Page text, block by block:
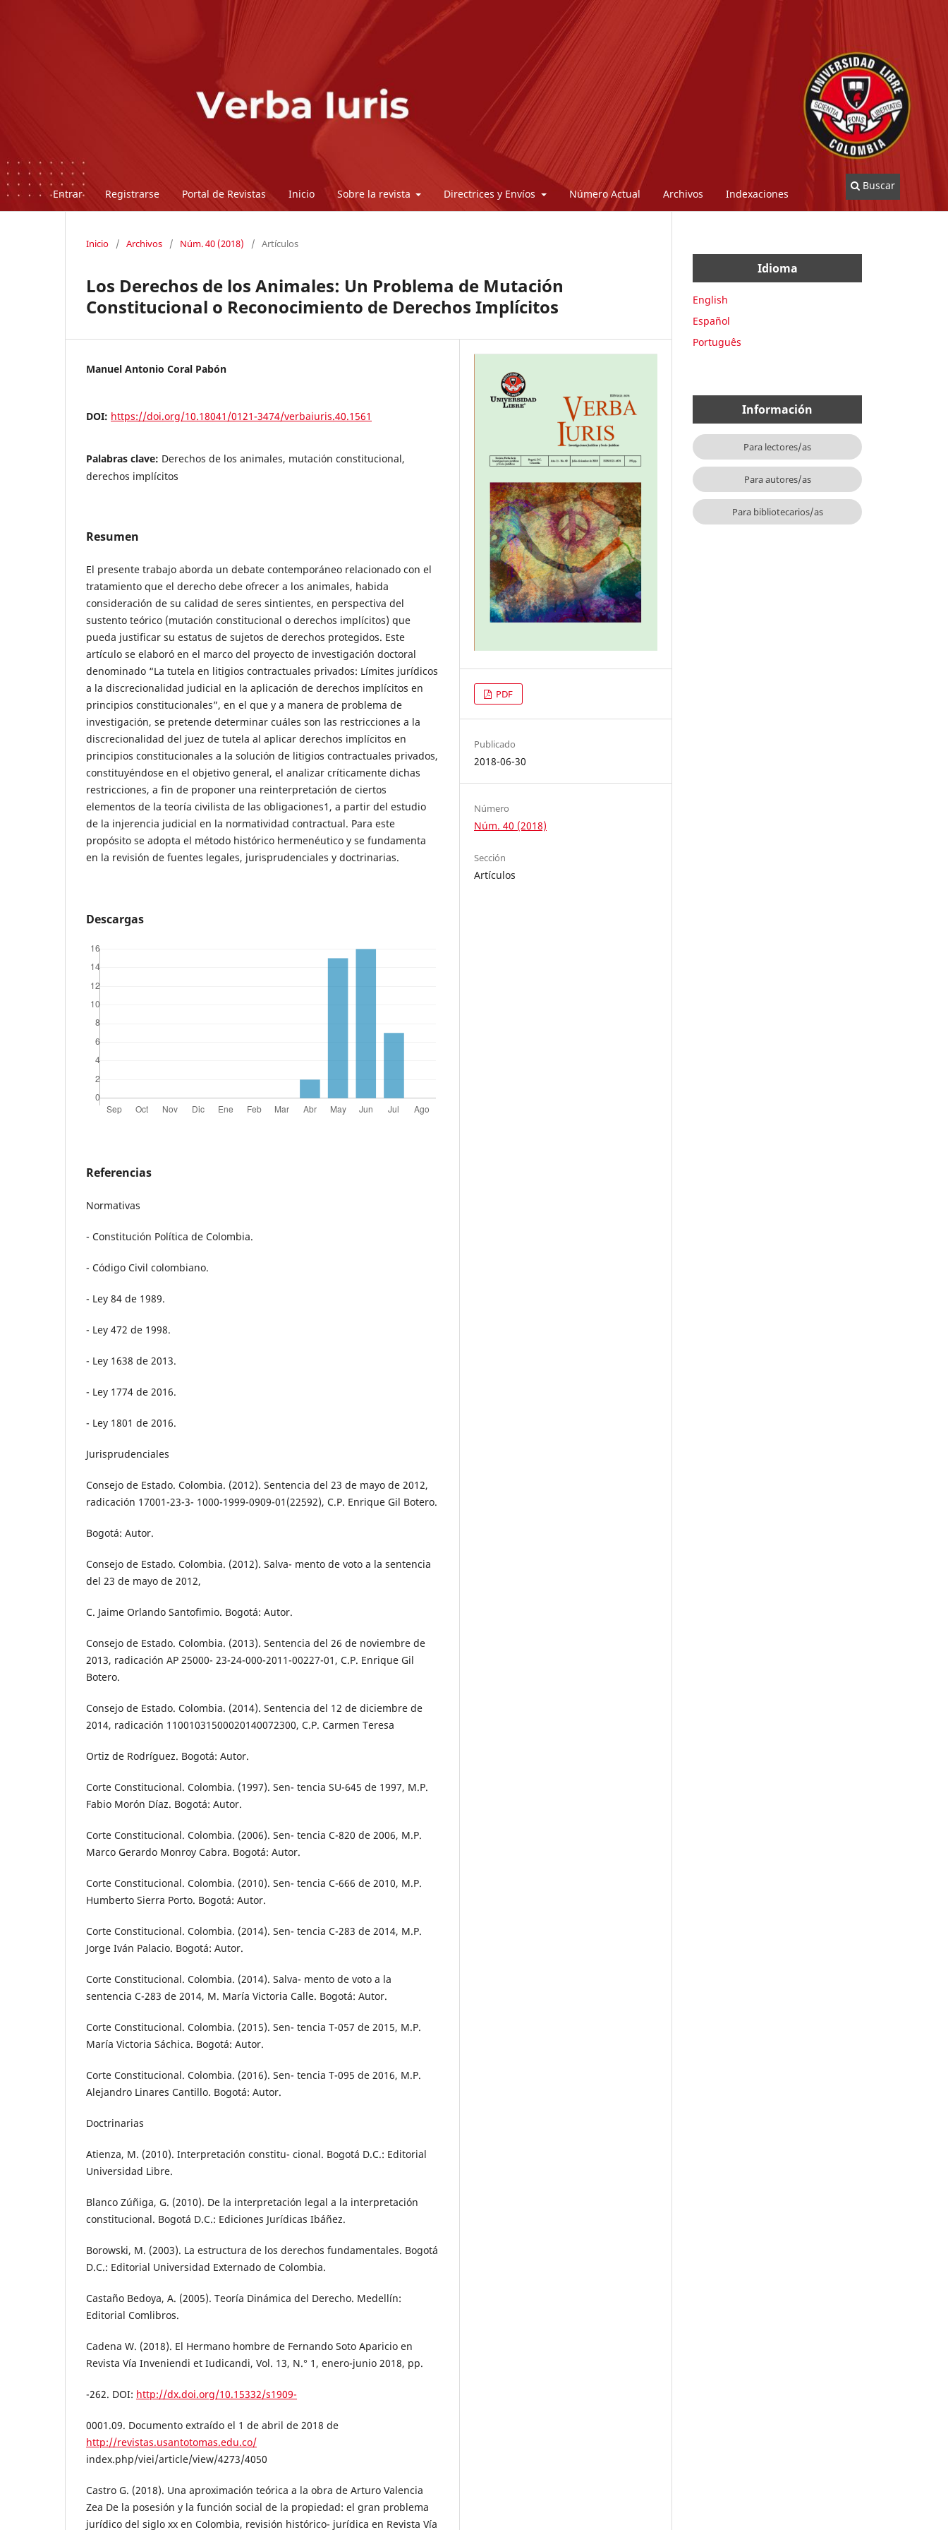
Entrar Registrarse Portal de Revistas Inicio Sobre la revista Directrices y Envíos Número Actual Archivos Indexaciones
Buscar
Inicio / Archivos / Núm. 40 (2018) / Artículos
Los Derechos de los Animales: Un Problema de Mutación
Constitucional o Reconocimiento de Derechos Implícitos
Manuel Antonio Coral Pabón
DOI: https://doi.org/10.18041/0121-3474/verbaiuris.40.1561
Palabras clave: Derechos de los animales, mutación constitucional,
derechos implícitos
Resumen
El presente trabajo aborda un debate contemporáneo relacionado con el
tratamiento que el derecho debe ofrecer a los animales, habida
consideración de su calidad de seres sintientes, en perspectiva del
sustento teórico (mutación constitucional o derechos implícitos) que
pueda justificar su estatus de sujetos de derechos protegidos. Este
artículo se elaboró en el marco del proyecto de investigación doctoral
denominado “La tutela en litigios contractuales privados: Límites jurídicos
a la discrecionalidad judicial en la aplicación de derechos implícitos en
principios constitucionales”, en el que y a manera de problema de
investigación, se pretende determinar cuáles son las restricciones a la
discrecionalidad del juez de tutela al aplicar derechos implícitos en
principios constitucionales a la solución de litigios contractuales privados,
constituyéndose en el objetivo general, el analizar críticamente dichas
restricciones, a fin de proponer una reinterpretación de ciertos
elementos de la teoría civilista de las obligaciones1, a partir del estudio
de la injerencia judicial en la normatividad contractual. Para este
propósito se adopta el método histórico hermenéutico y se fundamenta
en la revisión de fuentes legales, jurisprudenciales y doctrinarias.
Descargas
Referencias
Normativas
- Constitución Política de Colombia.
- Código Civil colombiano.
- Ley 84 de 1989.
- Ley 472 de 1998.
- Ley 1638 de 2013.
- Ley 1774 de 2016.
- Ley 1801 de 2016.
Jurisprudenciales
Consejo de Estado. Colombia. (2012). Sentencia del 23 de mayo de 2012,
radicación 17001-23-3- 1000-1999-0909-01(22592), C.P. Enrique Gil Botero.
Bogotá: Autor.
Consejo de Estado. Colombia. (2012). Salva- mento de voto a la sentencia
del 23 de mayo de 2012,
C. Jaime Orlando Santofimio. Bogotá: Autor.
Consejo de Estado. Colombia. (2013). Sentencia del 26 de noviembre de
2013, radicación AP 25000- 23-24-000-2011-00227-01, C.P. Enrique Gil
Botero.
Consejo de Estado. Colombia. (2014). Sentencia del 12 de diciembre de
2014, radicación 11001031500020140072300, C.P. Carmen Teresa
Ortiz de Rodríguez. Bogotá: Autor.
Corte Constitucional. Colombia. (1997). Sen- tencia SU-645 de 1997, M.P.
Fabio Morón Díaz. Bogotá: Autor.
Corte Constitucional. Colombia. (2006). Sen- tencia C-820 de 2006, M.P.
Marco Gerardo Monroy Cabra. Bogotá: Autor.
Corte Constitucional. Colombia. (2010). Sen- tencia C-666 de 2010, M.P.
Humberto Sierra Porto. Bogotá: Autor.
Corte Constitucional. Colombia. (2014). Sen- tencia C-283 de 2014, M.P.
Jorge Iván Palacio. Bogotá: Autor.
Corte Constitucional. Colombia. (2014). Salva- mento de voto a la
sentencia C-283 de 2014, M. María Victoria Calle. Bogotá: Autor.
Corte Constitucional. Colombia. (2015). Sen- tencia T-057 de 2015, M.P.
María Victoria Sáchica. Bogotá: Autor.
Corte Constitucional. Colombia. (2016). Sen- tencia T-095 de 2016, M.P.
Alejandro Linares Cantillo. Bogotá: Autor.
Doctrinarias
Atienza, M. (2010). Interpretación constitu- cional. Bogotá D.C.: Editorial
Universidad Libre.
Blanco Zúñiga, G. (2010). De la interpretación legal a la interpretación
constitucional. Bogotá D.C.: Ediciones Jurídicas Ibáñez.
Borowski, M. (2003). La estructura de los derechos fundamentales. Bogotá
D.C.: Editorial Universidad Externado de Colombia.
Castaño Bedoya, A. (2005). Teoría Dinámica del Derecho. Medellín:
Editorial Comlibros.
Cadena W. (2018). El Hermano hombre de Fernando Soto Aparicio en
Revista Vía Inveniendi et Iudicandi, Vol. 13, N.° 1, enero-junio 2018, pp.
-262. DOI: http://dx.doi.org/10.15332/s1909-
0001.09. Documento extraído el 1 de abril de 2018 de
http://revistas.usantotomas.edu.co/
index.php/viei/article/view/4273/4050
Castro G. (2018). Una aproximación teórica a la obra de Arturo Valencia
Zea De la posesión y la función social de la propiedad: el gran problema
jurídico del siglo xx en Colombia, revisión histórico- jurídica en Revista Vía
PDF
Publicado
2018-06-30
Número
Núm. 40 (2018)
Sección
Artículos
Idioma
English
Español
Português
Información
Para lectores/as
Para autores/as
Para bibliotecarios/as